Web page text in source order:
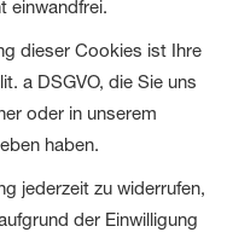
einwandfrei.
dieser Cookies ist Ihre
a DSGVO, die Sie uns
oder in unserem
haben.
jederzeit zu widerrufen,
der Einwilligung